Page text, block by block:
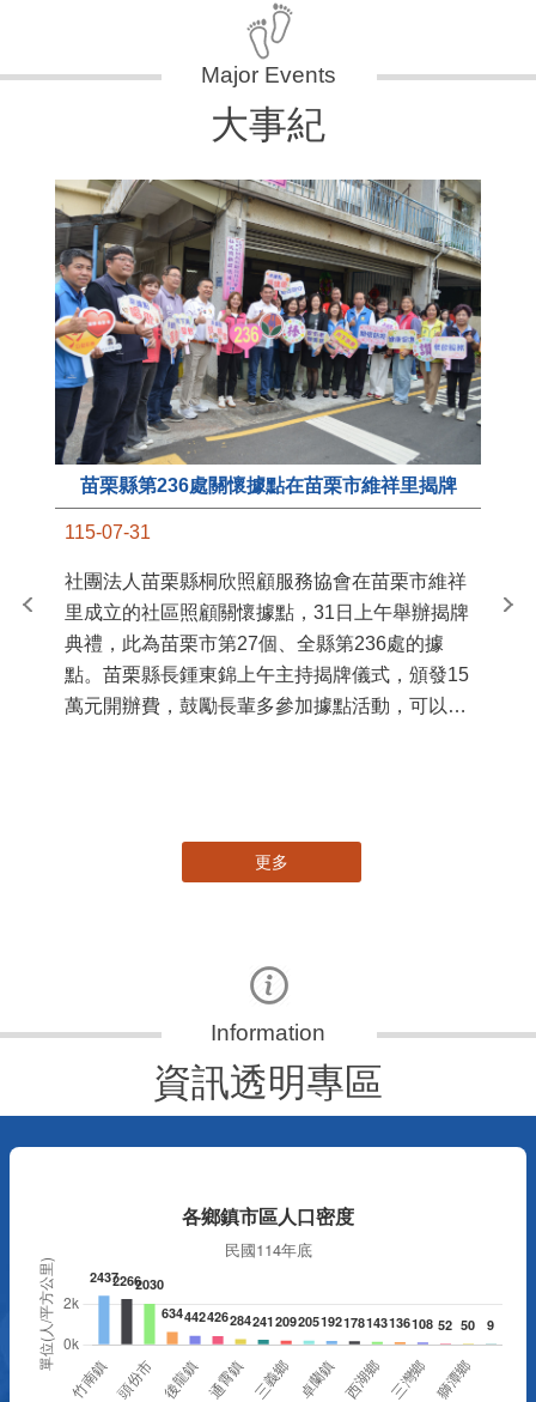
大事紀
苗栗縣第236處關懷據點在苗栗市維祥里揭牌
115-07-31
社團法人苗栗縣桐欣照顧服務協會在苗栗市維祥
里成立的社區照顧關懷據點，31日上午舉辦揭牌
典禮，此為苗栗市第27個、全縣第236處的據
點。苗栗縣長鍾東錦上午主持揭牌儀式，頒發15
萬元開辦費，鼓勵長輩多參加據點活動，可以更
苗
更多
資訊透明專區